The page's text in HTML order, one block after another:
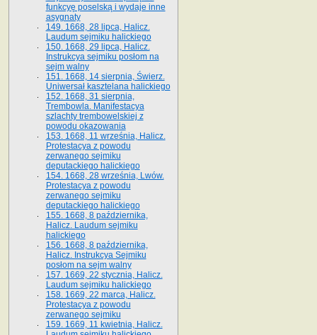
funkcyę poselską i wydaje inne
asygnaty
149. 1668, 28 lipca, Halicz.
Laudum sejmiku halickiego
150. 1668, 29 lipca, Halicz.
Instrukcya sejmiku posłom na
sejm walny
151. 1668, 14 sierpnia, Świerz.
Uniwersał kasztelana halickiego
152. 1668, 31 sierpnia,
Trembowla. Manifestacya
szlachty trembowelskiej z
powodu okazowania
153. 1668, 11 września, Halicz.
Protestacya z powodu
zerwanego sejmiku
deputackiego halickiego
154. 1668, 28 września, Lwów.
Protestacya z powodu
zerwanego sejmiku
deputackiego halickiego
155. 1668, 8 października,
Halicz. Laudum sejmiku
halickiego
156. 1668, 8 października,
Halicz. Instrukcya Sejmiku
posłom na sejm walny
157. 1669, 22 stycznia, Halicz.
Laudum sejmiku halickiego
158. 1669, 22 marca, Halicz.
Protestacya z powodu
zerwanego sejmiku
159. 1669, 11 kwietnia, Halicz.